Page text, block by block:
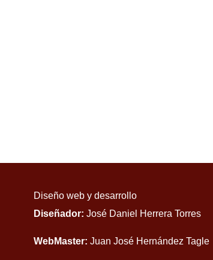
Diseño web y desarrollo
Diseñador: José Daniel Herrera Torres
WebMaster: Juan José Hernández Tagle